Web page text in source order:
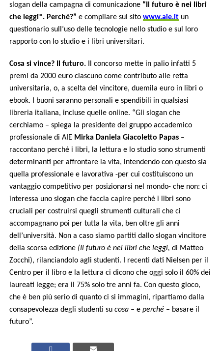
slogan della campagna di comunicazione “Il futuro è nei libri
che leggi*. Perché?” e compilare sul sito www.aie.itun
questionario sull’uso delle tecnologie nello studio e sul loro
rapporto con lo studio e i libri universitari.
Cosa si vince? Il futuro.Il concorso mette in palio infatti 5
premi da 2000 euro ciascuno come contributo alle retta
universitaria, o, a scelta del vincitore, duemila euro in libri o
ebook. I buoni saranno personali e spendibili in qualsiasi
libreria italiana, incluse quelle online. “Gli slogan che
cerchiamo – spiega la presidente del gruppo accademico
professionale di AIE Mirka Daniela Giacoletto Papas–
raccontano perché i libri, la lettura e lo studio sono strumenti
determinanti per affrontare la vita, intendendo con questo sia
quella professionale e lavorativa -per cui costituiscono un
vantaggio competitivo per posizionarsi nel mondo- che non: ci
interessa uno slogan che faccia capire perché i libri sono
cruciali per costruirsi quegli strumenti culturali che ci
accompagnano poi per tutta la vita, ben oltre gli anni
dell’università. Non a caso siamo partiti dallo slogan vincitore
della scorsa edizione (Il futuro è nei libri che leggi, di Matteo
Zocchi), rilanciandolo agli studenti. I recenti dati Nielsen per il
Centro per il libro e la lettura ci dicono che oggi solo il 60% dei
laureati legge; era il 75% solo tre anni fa. Con questo gioco,
che è ben più serio di quanto ci si immagini, ripartiamo dalla
consapevolezza degli studenti su cosa – e perché – basare il
futuro”.